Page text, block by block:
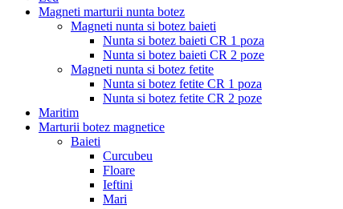
Magneti marturii nunta botez
Magneti nunta si botez baieti
Nunta si botez baieti CR 1 poza
Nunta si botez baieti CR 2 poze
Magneti nunta si botez fetite
Nunta si botez fetite CR 1 poza
Nunta si botez fetite CR 2 poze
Maritim
Marturii botez magnetice
Baieti
Curcubeu
Floare
Ieftini
Mari